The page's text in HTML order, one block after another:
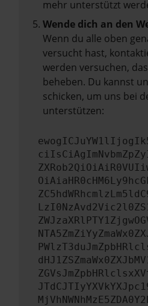
mehr unterstützt
Wende dich an den
Wenn du alle oben
versucht hast,
werden versuchen,
beheben. Du kannst
schicken, um uns bei
unterstützen: